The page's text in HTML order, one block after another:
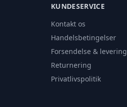
KUNDESERVICE
Kontakt os
Handelsbetingelser
Forsendelse & levering
Returnering
Privatlivspolitik